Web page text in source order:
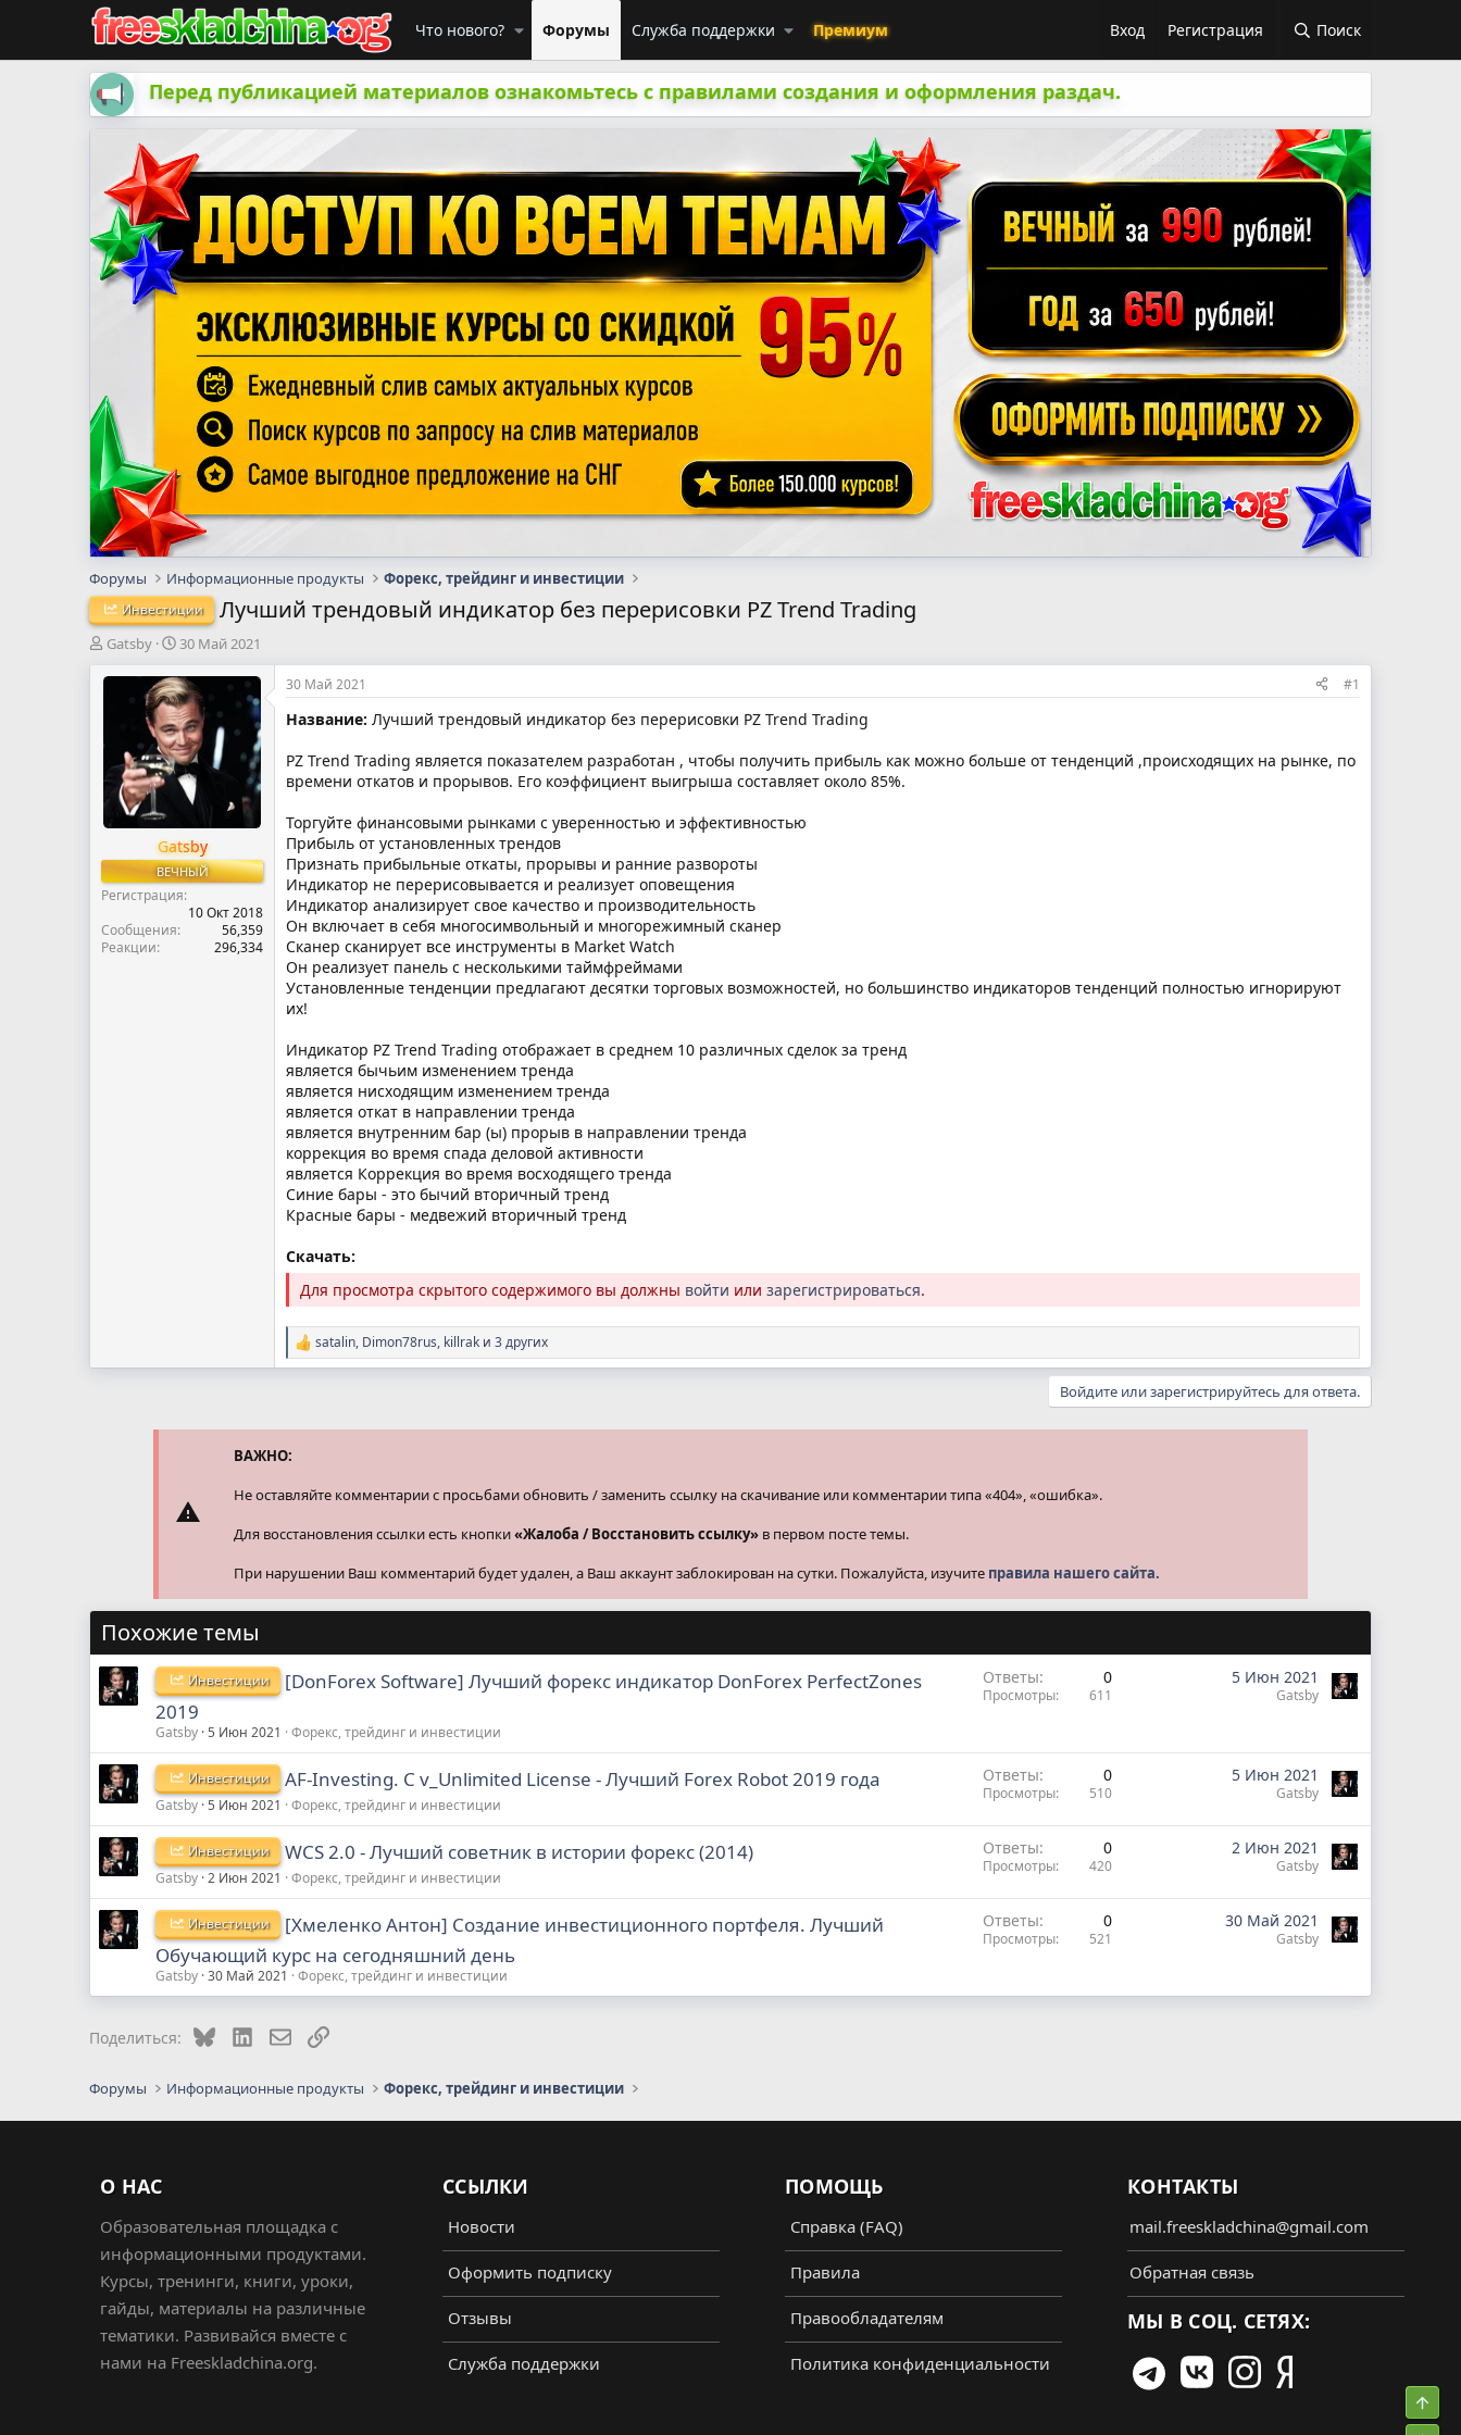
Что нового? Форумы Служба поддержки Премиум Вход Регистрация Поиск
Перед публикацией материалов ознакомьтесь с правилами создания и оформления раздач.
Форумы Информационные продукты Форекс, трейдинг и инвестиции
Инвестиции Лучший трендовый индикатор без перерисовки PZ Trend Trading
А
т
м
ы
Gatsby
Д
т
а
н
а
ч
а
л
30 Май 2021
Gatsby
ВЕЧНЫЙ
Регистрация
10 Окт 2018
Сообщения
56,359
Реакции
296,334
30 Май 2021 #1
Название: Лучший трендовый индикатор без перерисовки PZ Trend Trading
PZ Trend Trading является показателем разработан , чтобы получить прибыль как можно больше от тенденций ,происходящих на рынке, по
времени откатов и прорывов. Его коэффициент выигрыша составляет около 85%.
Торгуйте финансовыми рынками с уверенностью и эффективностью
Прибыль от установленных трендов
Признать прибыльные откаты, прорывы и ранние развороты
Индикатор не перерисовывается и реализует оповещения
Индикатор анализирует свое качество и производительность
Он включает в себя многосимвольный и многорежимный сканер
Сканер сканирует все инструменты в Market Watch
Он реализует панель с несколькими таймфреймами
Установленные тенденции предлагают десятки торговых возможностей, но большинство индикаторов тенденций полностью игнорируют
их!
Индикатор PZ Trend Trading отображает в среднем 10 различных сделок за тренд
является бычьим изменением тренда
является нисходящим изменением тренда
является откат в направлении тренда
является внутренним бар (ы) прорыв в направлении тренда
коррекция во время спада деловой активности
является Коррекция во время восходящего тренда
Синие бары - это бычий вторичный тренд
Красные бары - медвежий вторичный тренд
Скачать:
Для просмотра скрытого содержимого вы должны войти или зарегистрироваться.
Р
е
и
satalin, Dimon78rus, killrak и 3 других
Войдите или зарегистрируйтесь для ответа.
ВАЖНО:
Не оставляйте комментарии с просьбами обновить / заменить ссылку на скачивание или комментарии типа «404», «ошибка».
Для восстановления ссылки есть кнопки«Жалоба / Восстановить ссылку» в первом посте темы.
При нарушении Ваш комментарий будет удален, а Ваш аккаунт заблокирован на сутки. Пожалуйста, изучите правила нашего сайта.
Похожие темы
Инвестиции
[DonForex Software] Лучший форекс индикатор DonForex PerfectZones
2019
Gatsby 5 Июн 2021 Форекс, трейдинг и инвестиции
Ответы 0
Просмотры 611
5 Июн 2021
Gatsby
Инвестиции AF-Investing. C v_Unlimited License - Лучший Forex Robot 2019 года
Gatsby 5 Июн 2021 Форекс, трейдинг и инвестиции
Ответы 0
Просмотры 510
5 Июн 2021
Gatsby
Инвестиции WCS 2.0 - Лучший советник в истории форекс (2014)
Gatsby 2 Июн 2021 Форекс, трейдинг и инвестиции
Ответы 0
Просмотры 420
2 Июн 2021
Gatsby
Инвестиции
[Хмеленко Антон] Создание инвестиционного портфеля. Лучший
Обучающий курс на сегодняшний день
Gatsby 30 Май 2021 Форекс, трейдинг и инвестиции
Ответы 0
Просмотры 521
30 Май 2021
Gatsby
Поделиться: BlueskyLinkedInЭлектронная почта
Ссылка
Форумы Информационные продукты Форекс, трейдинг и инвестиции
О НАС
Образовательная площадка с
информационными продуктами.
Курсы, тренинги, книги, уроки,
гайды, материалы на различные
тематики. Развивайся вместе с
нами на Freeskladchina.org.
ССЫЛКИ
Новости
Оформить подписку
Отзывы
Служба поддержки
ПОМОЩЬ
Справка (FAQ)
Правила
Правообладателям
Политика конфиденциальности
КОНТАКТЫ
mail.freeskladchina@gmail.com
Обратная связь
МЫ В СОЦ. СЕТЯХ: